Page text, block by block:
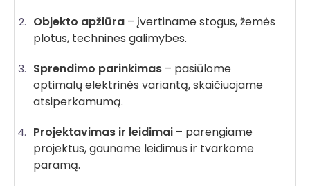
Objekto apžiūra – įvertiname stogus, žemės
plotus, technines galimybes.
Sprendimo parinkimas – pasiūlome
optimalų elektrinės variantą, skaičiuojame
atsiperkamumą.
Projektavimas ir leidimai – parengiame
projektus, gauname leidimus ir tvarkome
paramą.